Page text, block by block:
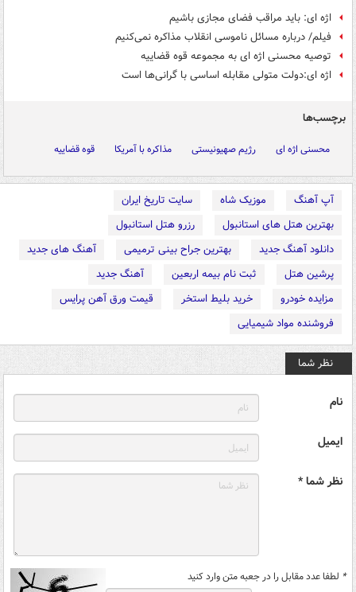
اژه ای: باید مراقب فضای مجازی باشیم
فیلم/ درباره‌ مسائل ناموسی انقلاب مذاکره نمی‌کنیم
توصیه محسنی اژه ای به مجموعه قوه قضاییه
اژه ای:دولت متولی مقابله اساسی با گرانی‌ها است
برچسب‌ها
محسنی اژه ای رژیم صهیونیستی مذاکره با آمریکا قوه قضاییه
آپ آهنگ موزیک شاه
سایت تاریخ ایران
بهترین هتل های استانبول
رزرو هتل استانبول
دانلود آهنگ جدید
بهترین جراح بینی ترمیمی
آهنگ های جدید
پرشین هتل
ثبت نام بیمه اربعین
آهنگ جدید
مزایده خودرو
خرید بلیط استخر
قیمت ورق آهن پرایس
فروشنده مواد شیمیایی
نظر شما
نام
ایمیل
نظر شما *
* لطفا عدد مقابل را در جعبه متن وارد کنید